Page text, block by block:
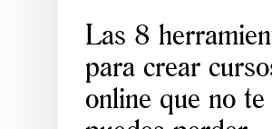
Las 8
para crear
online que no te